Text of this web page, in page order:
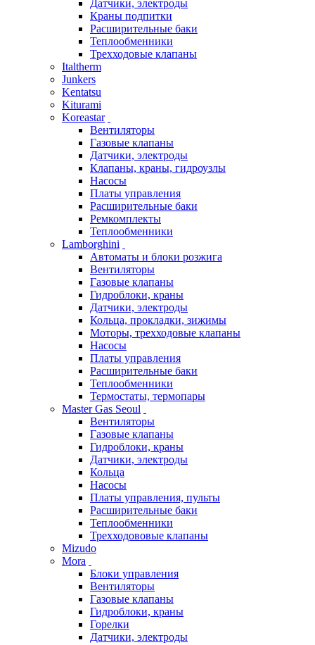
Датчики, электроды
Краны подпитки
Расширительные баки
Теплообменники
Трехходовые клапаны
Italtherm
Junkers
Kentatsu
Kiturami
Koreastar
Вентиляторы
Газовые клапаны
Датчики, электроды
Клапаны, краны, гидроузлы
Насосы
Платы управления
Расширительные баки
Ремкомплекты
Теплообменники
Lamborghini
Автоматы и блоки розжига
Вентиляторы
Газовые клапаны
Гидроблоки, краны
Датчики, электроды
Кольца, прокладки, зижимы
Моторы, трехходовые клапаны
Насосы
Платы управления
Расширительные баки
Теплообменники
Термостаты, термопары
Master Gas Seoul
Вентиляторы
Газовые клапаны
Гидроблоки, краны
Датчики, электроды
Кольца
Насосы
Платы управления, пульты
Расширительные баки
Теплообменники
Трехходововые клапаны
Mizudo
Mora
Блоки управления
Вентиляторы
Газовые клапаны
Гидроблоки, краны
Горелки
Датчики, электроды